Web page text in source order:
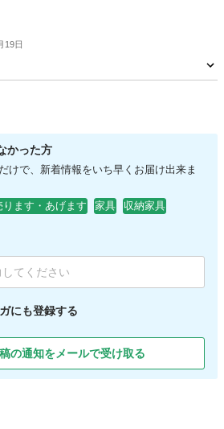
19日
かった方
けで、新着情報をいち早くお届け出来ま
ります・あげます 家具
収納家具
にも登録する
の通知をメールで受け取る